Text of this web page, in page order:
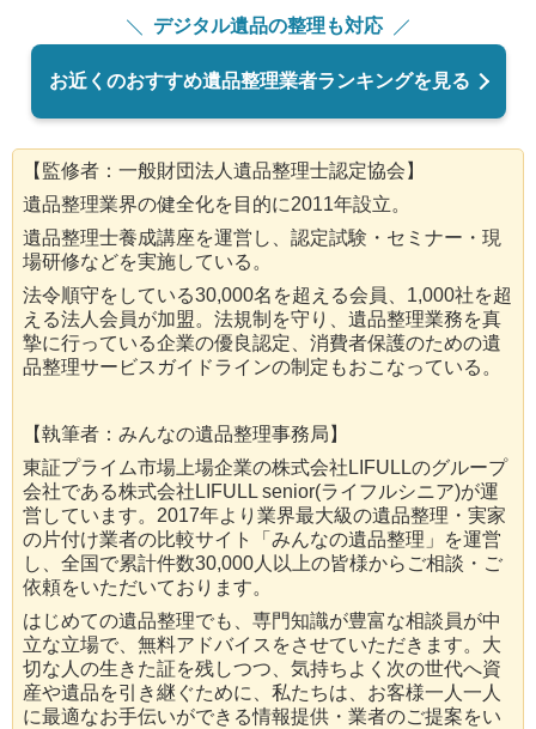
デジタル遺品の整理も対応
お近くのおすすめ遺品整理業者ランキングを見る
【監修者：一般財団法人遺品整理士認定協会】
遺品整理業界の健全化を目的に2011年設立。
遺品整理士養成講座を運営し、認定試験・セミナー・現
場研修などを実施している。
法令順守をしている30,000名を超える会員、1,000社を超
える法人会員が加盟。法規制を守り、遺品整理業務を真
摯に行っている企業の優良認定、消費者保護のための遺
品整理サービスガイドラインの制定もおこなっている。
【執筆者：みんなの遺品整理事務局】
東証プライム市場上場企業の株式会社LIFULLのグループ
会社である株式会社LIFULL senior(ライフルシニア)が運
営しています。2017年より業界最大級の遺品整理・実家
の片付け業者の比較サイト「みんなの遺品整理」を運営
し、全国で累計件数30,000人以上の皆様からご相談・ご
依頼をいただいております。
はじめての遺品整理でも、専門知識が豊富な相談員が中
立な立場で、無料アドバイスをさせていただきます。大
切な人の生きた証を残しつつ、気持ちよく次の世代へ資
産や遺品を引き継ぐために、私たちは、お客様一人一人
に最適なお手伝いができる情報提供・業者のご提案をい